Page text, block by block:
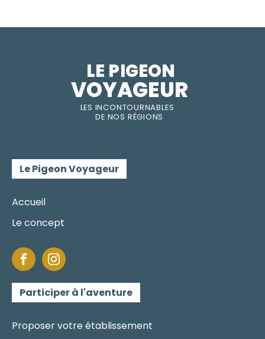
LES INCONTOURNABLES
DE NOS RÉGIONS
LE PIGEON
VOYAGEUR
Le Pigeon Voyageur
Accueil
Le concept
Participer à l'aventure
Proposer votre établissement